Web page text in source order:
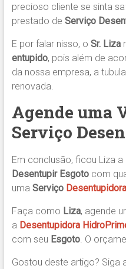
precioso cliente se sinta
prestado de Serviço
E por falar nisso, o Sr. Liza
entupido, pois além de
da nossa empresa, a
renovada.
Agende uma
Serviço
Em conclusão, ficou Liza a
Desentupir Esgoto com
uma Serviço Desentupidora
Faça como Liza, agende
a Desentupidora
com seu Esgoto. O
Gostou deste artigo? Siga